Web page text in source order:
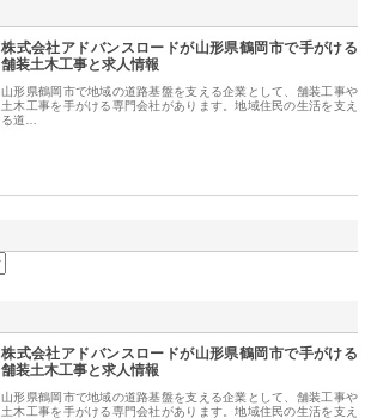
株式会社アドバンスロードが山形県鶴岡市で手がける
舗装土木工事と求人情報
山形県鶴岡市で地域の道路基盤を支える企業として、舗装工事や
土木工事を手がける専門会社があります。地域住民の生活を支え
る道…
株式会社アドバンスロードが山形県鶴岡市で手がける
舗装土木工事と求人情報
山形県鶴岡市で地域の道路基盤を支える企業として、舗装工事や
土木工事を手がける専門会社があります。地域住民の生活を支え